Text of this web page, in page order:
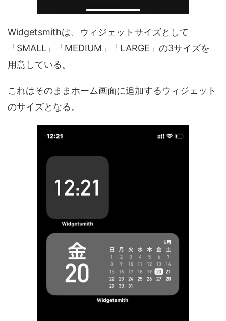
Widgetsmithは、ウィジェットサイズとして
「SMALL」「MEDIUM」「LARGE」の3サイズを
用意している。
これはそのままホーム画面に追加するウィジェット
のサイズとなる。